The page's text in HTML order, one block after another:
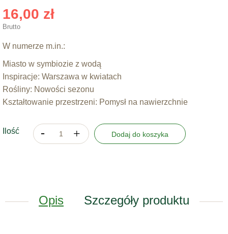
16,00 zł
Brutto
W numerze m.in.:
Miasto w symbiozie z wodą
Inspiracje: Warszawa w kwiatach
Rośliny: Nowości sezonu
Kształtowanie przestrzeni: Pomysł na nawierzchnie
Ilość Dodaj do koszyka
Opis Szczegóły produktu